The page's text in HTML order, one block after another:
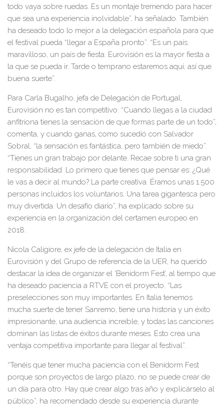
todo vaya sobre ruedas. Es un montaje tremendo para hacer
que sea una experiencia inolvidable”, ha señalado. También
ha deseado todo lo mejor a la delegación española para que
el festival pueda “llegar a España pronto”. “Es un país
maravilloso, un país de fiesta. Eurovisión es la mayor fiesta a
la que se pueda ir. Tarde o temprano estaremos aquí, así que
buena suerte”.
Para Carla Bugalho, jefa de Delegación de Portugal,
Eurovisión no es tan competitivo: “Cuando llegas a la ciudad
anfitriona tienes la sensación de que formas parte de un todo”,
comenta, y cuando ganas, como sucedió con Salvador
Sobral, “la sensación es fantástica, pero también de miedo”.
“Tienes un gran trabajo por delante. Recae sobre ti una gran
responsabilidad. Lo primero que tienes que pensar es: ¿Qué
le vas a decir al mundo? La parte creativa. Éramos unas 1.500
personas incluidos los voluntarios. Una tarea gigantesca pero
muy divertida. Un desafío diario”, ha explicado sobre su
experiencia en la organización del certamen europeo en
2018.
Nicola Caligiore, ex jefe de la delegación de Italia en
Eurovisión y del Grupo de referencia de la UER, ha querido
destacar la idea de organizar el ‘Benidorm Fest’, al tiempo que
ha deseado paciencia a RTVE con el proyecto. “Las
preselecciones son muy importantes. En Italia tenemos
mucha suerte de tener Sanremo, tiene una historia y un éxito
impresionante, una audiencia increíble, y todas las canciones
dominan las listas de éxitos durante meses. Esto crea una
ventaja competitiva importante para llegar al festival”.
“Tenéis que tener mucha paciencia con el Benidorm Fest
porque son proyectos de largo plazo, no se puede crear de
un día para otro. Hay que crear algo tras año y explicárselo al
público”, ha recomendado desde su experiencia durante